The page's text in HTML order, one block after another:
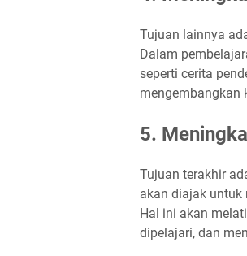
Tujuan lainnya
Dalam
seperti cerita
mengembangkan
5.
Tujuan terakhir
akan diajak untuk
Hal ini akan
dipelajari, dan